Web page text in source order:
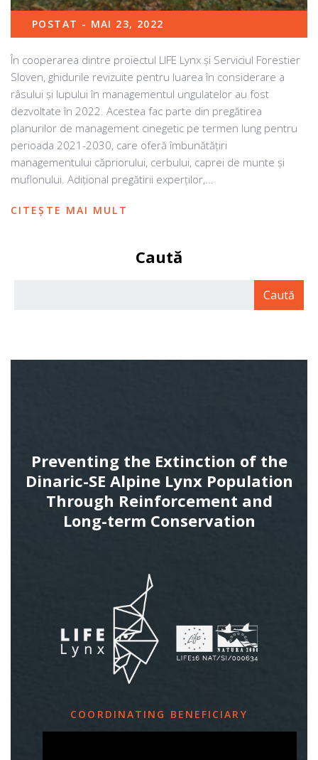
POSTAT - MAI 23, 2022
În cooperarea dintre proiectul LIFE Lynx și Serviciul Forestier
Sloven, ghidurile revizuite pentru luarea în considerare a
râsului și lupului în managementul ungulatelor au fost
dezvoltate în 2022. Acestea fac parte din pregătirea
planurilor de management cinegetic pe termen lung pentru
perioada 2021-2030, care oferă îmbunătățiri
managementului căpriorului, cerbului, caprei de munte și
muflonului. Adițional pregătirii experților,...
CITEȘTE MAI MULT
Caută
Preventing the Extinction of the
Dinaric-SE Alpine Lynx Population
Through Reinforcement and
Long-term Conservation
COORDINATING BENEFICIARY